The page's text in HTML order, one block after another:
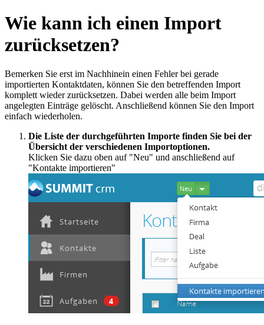
Wie kann ich einen Import
zurücksetzen?
Bemerken Sie erst im Nachhinein einen Fehler bei gerade
importierten Kontaktdaten, können Sie den betreffenden Import
komplett wieder zurücksetzen. Dabei werden alle beim Import
angelegten Einträge gelöscht. Anschließend können Sie den Import
einfach wiederholen.
Die Liste der durchgeführten Importe finden Sie bei der
Übersicht der verschiedenen Importoptionen.
Klicken Sie dazu oben auf "Neu" und anschließend auf
"Kontakte importieren"